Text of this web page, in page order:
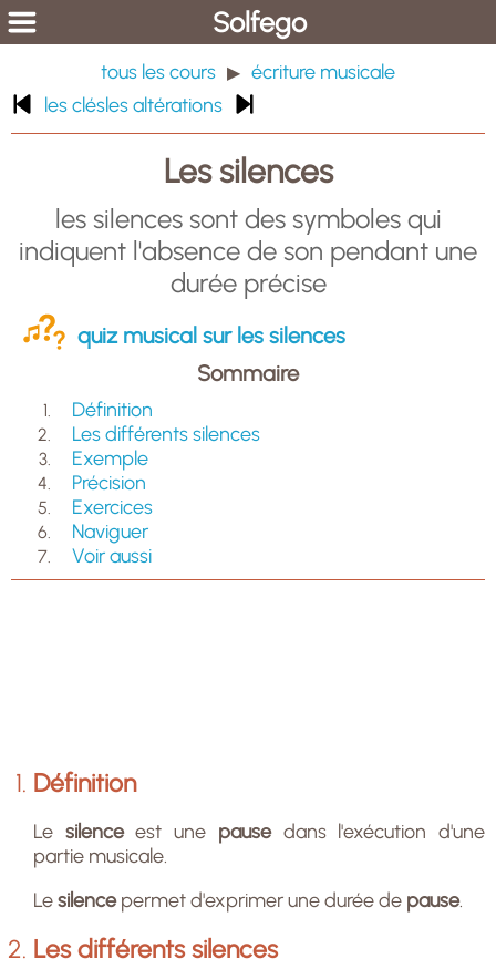
Solfego
tous les cours ▶ écriture musicale
les clésles altérations
Les silences
les silences sont des symboles qui
indiquent l'absence de son pendant une
durée précise
quiz musical sur les silences
Sommaire
Définition
Les différents silences
Exemple
Précision
Exercices
Naviguer
Voir aussi
Définition
Le silenceest une pausedans l'exécution d'une
partie musicale.
Lesilencepermet d'exprimer une durée de pause.
Les différents silences